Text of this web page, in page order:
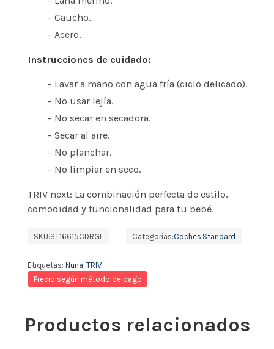
– Caucho.
– Acero.
Instrucciones de cuidado:
– Lavar a mano con agua fría (ciclo delicado).
– No usar lejía.
– No secar en secadora.
– Secar al aire.
– No planchar.
– No limpiar en seco.
TRIV next: La combinación perfecta de estilo,
comodidad y funcionalidad para tu bebé.
SKU:ST16615CDRGL Categorías:Coches Standard
Etiquetas: Nuna, TRIV
Precio según método de pago
Productos relacionados